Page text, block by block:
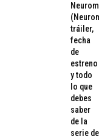
tráiler,
fecha
de
estreno
y todo
lo que
debes
saber
de la
serie de